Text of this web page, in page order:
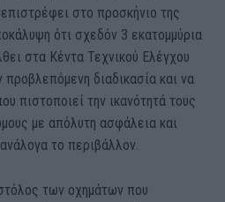
στο προσκήνιο της
ότι σχεδόν 3 εκατομμύρια
στα Κέντα Τεχνικού Ελέγχου
διαδικασία και να
πιστοποιεί την ικανότητά τους
με απόλυτη ασφάλεια και
το περιβάλλον.
των οχημάτων που